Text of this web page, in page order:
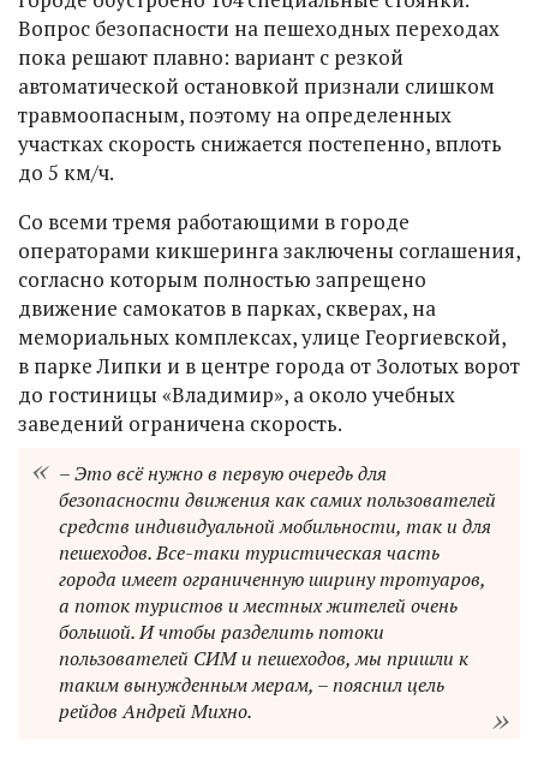
Вопрос безопасности на пешеходных переходах
пока решают плавно: вариант с резкой
автоматической остановкой признали слишком
травмоопасным, поэтому на определенных
участках скорость снижается постепенно, вплоть
до 5 км/ч.
Со всеми тремя работающими в городе
операторами кикшеринга заключены соглашения,
согласно которым полностью запрещено
движение самокатов в парках, скверах, на
мемориальных комплексах, улице Георгиевской,
в парке Липки и в центре города от Золотых ворот
до гостиницы «Владимир», а около учебных
заведений ограничена скорость.
– Это всё нужно в первую очередь для
безопасности движения как самих пользователей
средств индивидуальной мобильности, так и для
пешеходов. Все-таки туристическая часть
города имеет ограниченную ширину тротуаров,
а поток туристов и местных жителей очень
большой. И чтобы разделить потоки
пользователей СИМ и пешеходов, мы пришли к
таким вынужденным мерам, – пояснил цель
рейдов Андрей Михно.